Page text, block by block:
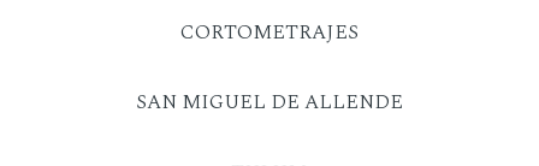
SAN MIGUEL DE ALLENDE
CORTOMETRAJES